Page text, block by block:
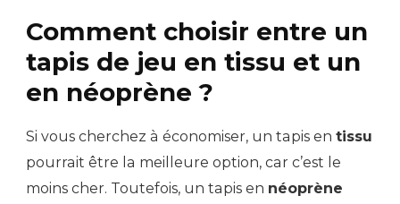
Comment choisir entre un
tapis de jeu en tissu et un
en néoprène ?
Si vous cherchez à économiser, un tapis en tissu
pourrait être la meilleure option, car c’est le
moins cher. Toutefois, un tapis en néoprène